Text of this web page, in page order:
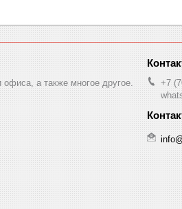
а также многое другое.
+7